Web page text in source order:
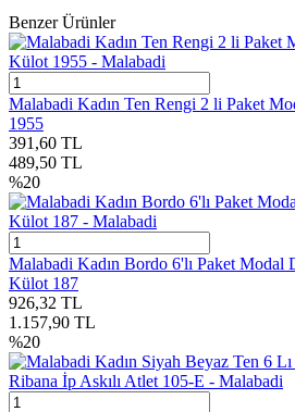
Benzer Ürünler
Malabadi Kadın Ten Rengi 2 li Paket
1955
391,60 TL
489,50 TL
%20
Malabadi Kadın Bordo 6'lı Paket Modal
Külot 187
926,32 TL
1.157,90 TL
%20